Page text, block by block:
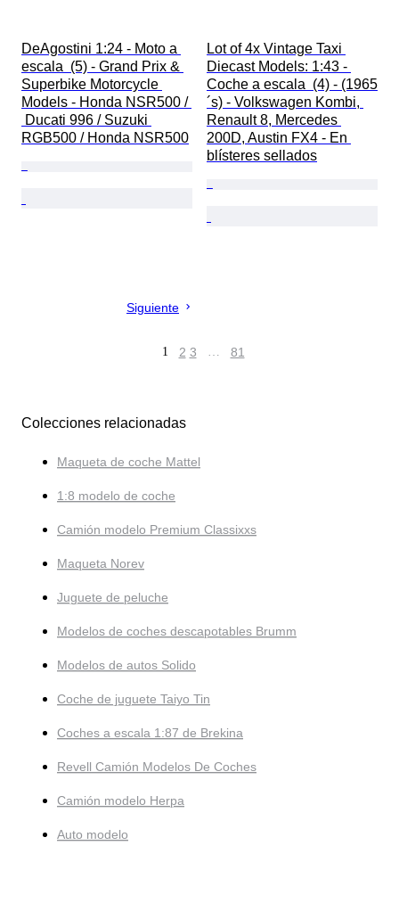
DeAgostini 1:24 - Moto a
escala  (5) - Grand Prix &
Superbike Motorcycle
Models - Honda NSR500 /
Ducati 996 / Suzuki
RGB500 / Honda NSR500
Lot of 4x Vintage Taxi
Diecast Models: 1:43 -
Coche a escala  (4) - (1965
´s) - Volkswagen Kombi,
Renault 8, Mercedes
200D, Austin FX4 - En
blísteres sellados
Siguiente
1 2 3 … 81
Colecciones relacionadas
Maqueta de coche Mattel
1:8 modelo de coche
Camión modelo Premium Classixxs
Maqueta Norev
Juguete de peluche
Modelos de coches descapotables Brumm
Modelos de autos Solido
Coche de juguete Taiyo Tin
Coches a escala 1:87 de Brekina
Revell Camión Modelos De Coches
Camión modelo Herpa
Auto modelo